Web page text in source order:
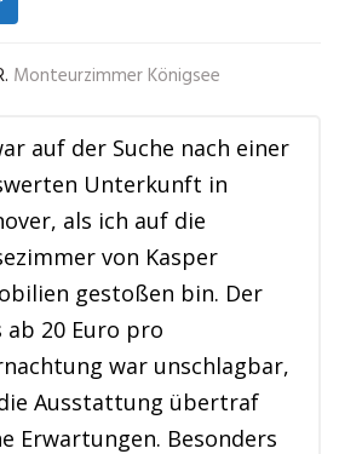
Monteurzimmer Königsee
auf der Suche nach einer
Unterkunft in
als ich auf die
von Kasper
gestoßen bin. Der
ab 20 Euro pro
war unschlagbar,
Ausstattung übertraf
Erwartungen. Besonders